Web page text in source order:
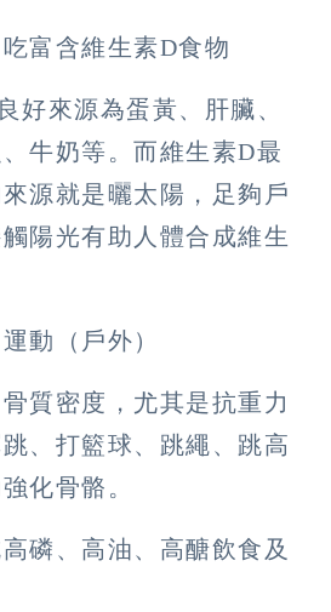
富含維生素D食物
好來源為蛋黃、肝臟、
牛奶等。而維生素D最
源就是曬太陽，足夠戶
陽光有助人體合成維生
動（戶外）
質密度，尤其是抗重力
、打籃球、跳繩、跳高
化骨骼。
磷、高油、高醣飲食及